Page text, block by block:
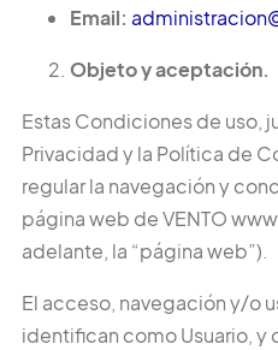
Email:
Objeto y aceptación.
Estas Condiciones de uso,
Privacidad y la Política de
regular la navegación y
página web de VENTO
adelante, la “página web”).
El acceso, navegación y/o
identifican como Usuario,